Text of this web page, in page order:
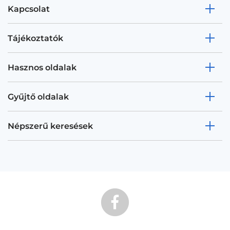
Kapcsolat
Tájékoztatók
Hasznos oldalak
Gyűjtő oldalak
Népszerű keresések